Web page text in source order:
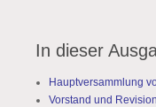
In dieser
Hauptversammlung
Vorstand und